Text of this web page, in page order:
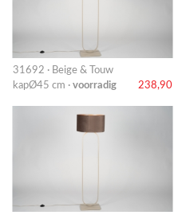
31692 · Beige & Touw
kapØ45 cm · voorradig 238,90